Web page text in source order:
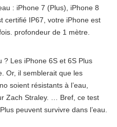
: iPhone 7 (Plus), iPhone 8
certifié IP67, votre iPhone est
profondeur de 1 mètre.
? Les iPhone 6S et 6S Plus
Or, il semblerait que les
soient résistants à l’eau,
Zach Straley. … Bref, ce test
peuvent survivre dans l’eau.